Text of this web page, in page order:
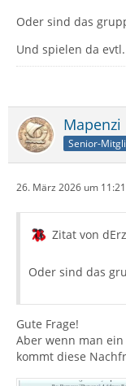
Oder sind das
Und spielen da
Mapenzi
Senior-
26. März 2026 um 11:21
Zitat von
Oder sind das
Gute Frage!
Aber wenn man
kommt diese